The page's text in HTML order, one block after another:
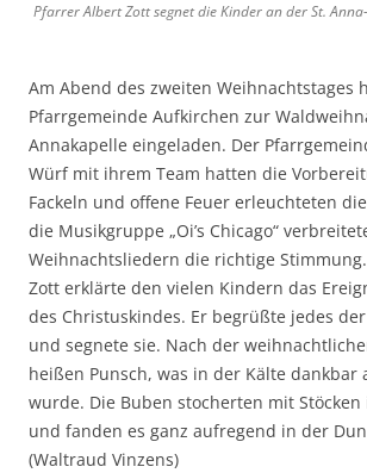
Pfarrer Albert Zott segnet die Kinder an der St.
Am Abend des zweiten Weihnachtstages
Pfarrgemeinde Aufkirchen zur
Annakapelle eingeladen. Der
Würf mit ihrem Team hatten die
Fackeln und offene Feuer erleuchteten
die Musikgruppe „Oi’s Chicago“
Weihnachtsliedern die richtige
Zott erklärte den vielen Kindern das
des Christuskindes. Er begrüßte jedes
und segnete sie. Nach der
heißen Punsch, was in der Kälte dankbar
wurde. Die Buben stocherten mit
und fanden es ganz aufregend in der
(Waltraud Vinzens)